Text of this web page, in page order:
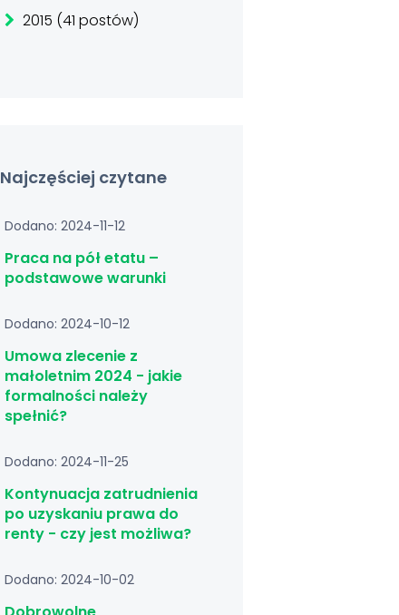
2015 (41 postów)
Najczęściej czytane
Dodano: 2024-11-12
Praca na pół etatu –
podstawowe warunki
Dodano: 2024-10-12
Umowa zlecenie z
małoletnim 2024 - jakie
formalności należy
spełnić?
Dodano: 2024-11-25
Kontynuacja zatrudnienia
po uzyskaniu prawa do
renty - czy jest możliwa?
Dodano: 2024-10-02